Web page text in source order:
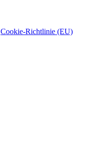
Cookie-Richtlinie (EU)